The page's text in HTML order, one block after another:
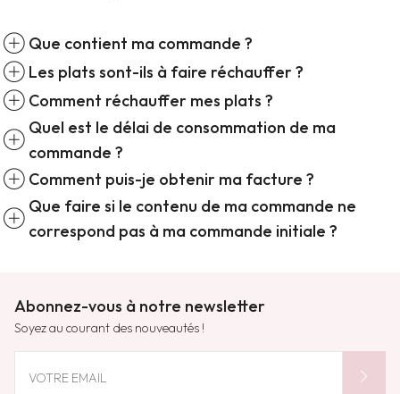
add_circle Que contient ma commande ?
add_circle Les plats sont-ils à faire réchauffer ?
add_circle Comment réchauffer mes plats ?
add_circle Quel est le délai de consommation de ma
commande ?
add_circle Comment puis-je obtenir ma facture ?
add_circle Que faire si le contenu de ma commande ne
correspond pas à ma commande initiale ?
Abonnez-vous à notre newsletter
Soyez au courant des nouveautés !
VOTRE EMAIL chevron_right